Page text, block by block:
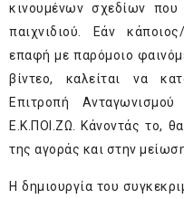
κινουμένων σχεδίων
παιχνιδιού. Εάν
επαφή με παρόμοιο
βίντεο, καλείται να
Επιτροπή
Ε.Κ.ΠΟΙ.ΖΩ. Κάνοντάς το,
της αγοράς και στην
Η δημιουργία του